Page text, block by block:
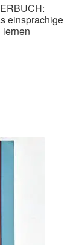
einsprachige
lernen